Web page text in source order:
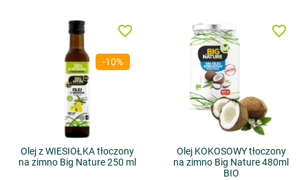
-10%
Olej z WIESIOŁKA tłoczony
na zimno Big Nature 250 ml
favorite_border
Olej KOKOSOWY tłoczony
na zimno Big Nature 480ml
BIO
favorite_border